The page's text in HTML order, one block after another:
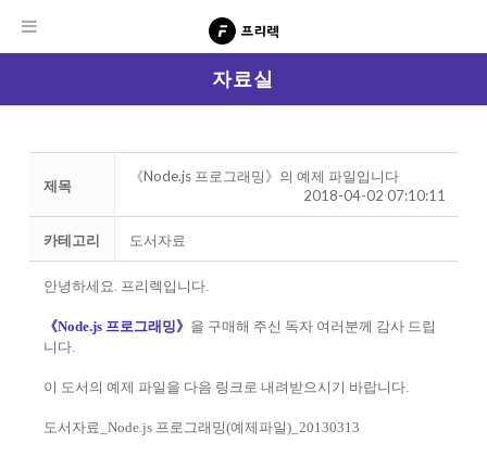
자료실
제목
《Node.js 프로그래밍》의 예제 파일입니다
2018-04-02 07:10:11
카테고리 도서자료
안녕하세요. 프리렉입니다.
《Node.js 프로그래밍》 을 구매해 주신 독자 여러분께 감사 드립
니다.
이 도서의 예제 파일을 다음 링크로 내려받으시기 바랍니다.
도서자료_Node.js 프로그래밍(예제파일)_20130313